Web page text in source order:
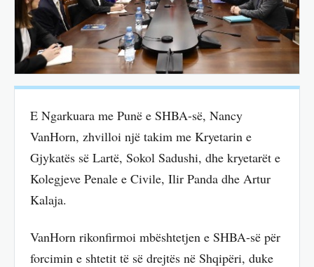
E Ngarkuara me Punë e SHBA-së, Nancy
VanHorn, zhvilloi një takim me Kryetarin e
Gjykatës së Lartë, Sokol Sadushi, dhe kryetarët e
Kolegjeve Penale e Civile, Ilir Panda dhe Artur
Kalaja.
VanHorn rikonfirmoi mbështetjen e SHBA-së për
forcimin e shtetit të së drejtës në Shqipëri, duke